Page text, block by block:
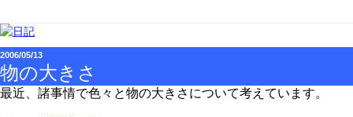
2006/05/13
物の大きさ
最近、諸事情で色々と物の大きさについて考えています。